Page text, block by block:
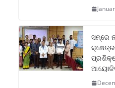
ସମ୍‌ରେ